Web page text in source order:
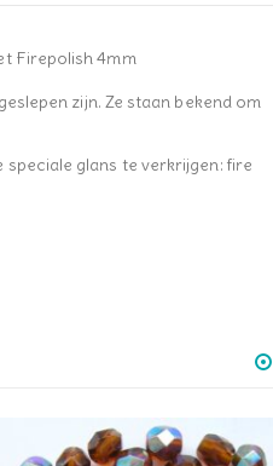
Firepolish 4mm
zijn. Ze staan bekend om
speciale glans te verkrijgen: fire